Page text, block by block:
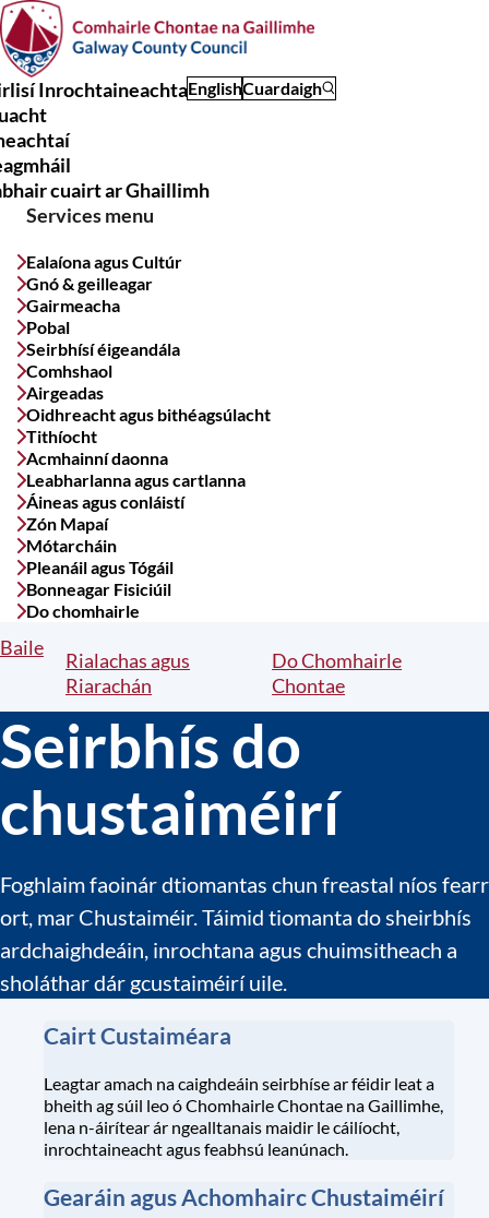
Skip
to
main
content
InrochtaineachtaEnglishCuardaigh
Main
navigation
cuairt ar Ghaillimh
Services menu
Ealaíona agus Cultúr
Gnó & geilleagar
Gairmeacha
Pobal
Seirbhísí éigeandála
Comhshaol
Airgeadas
Oidhreacht agus bithéagsúlacht
Tithíocht
Acmhainní daonna
Leabharlanna agus cartlanna
Áineas agus conláistí
Zón Mapaí
Mótarcháin
Pleanáil agus Tógáil
Bonneagar Fisiciúil
Do chomhairle
Breadcrumbs
Baile
Rialachas agus
Riarachán
Do Chomhairle
Chontae
Seirbhís do
chustaiméirí
Foghlaim faoinár dtiomantas chun freastal níos fearr
ort, mar Chustaiméir. Táimid tiomanta do sheirbhís
ardchaighdeáin, inrochtana agus chuimsitheach a
sholáthar dár gcustaiméirí uile.
Cairt Custaiméara
Leagtar amach na caighdeáin seirbhíse ar féidir leat a
bheith ag súil leo ó Chomhairle Chontae na Gaillimhe,
lena n-áirítear ár ngealltanais maidir le cáilíocht,
inrochtaineacht agus feabhsú leanúnach.
Gearáin agus Achomhairc Chustaiméirí